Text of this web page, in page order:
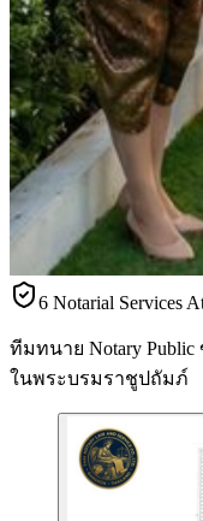
6 Notarial Services
ทีมทนาย Notary
ในพระบรมราชูปถัมภ์